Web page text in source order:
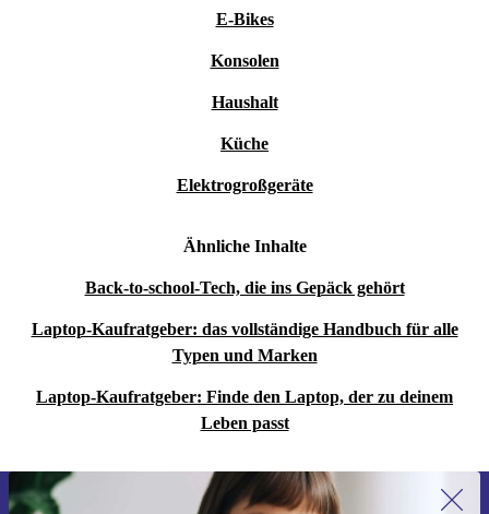
E-Bikes
Konsolen
Haushalt
Küche
Elektrogroßgeräte
Ähnliche Inhalte
Back-to-school-Tech, die ins Gepäck gehört
Laptop-Kaufratgeber: das vollständige Handbuch für alle
Typen und Marken
Laptop-Kaufratgeber: Finde den Laptop, der zu deinem
Leben passt